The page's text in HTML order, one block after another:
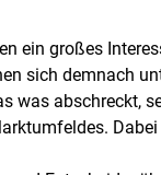
ein großes
sich demnach
was abschreckt,